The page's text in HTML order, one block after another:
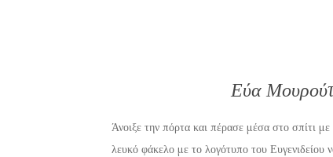
Εύα
Άνοιξε την πόρτα και πέρασε μέσα στο σπίτι
λευκό φάκελο με το λογότυπο του Ευγενιδείου